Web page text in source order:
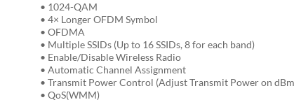
• 1024-QAM
• 4× Longer OFDM Symbol
• OFDMA
• Multiple SSIDs (Up to 16 SSIDs, 8 for each band)
• Enable/Disable Wireless Radio
• Automatic Channel Assignment
• Transmit Power Control (Adjust Transmit Power on
• QoS(WMM)